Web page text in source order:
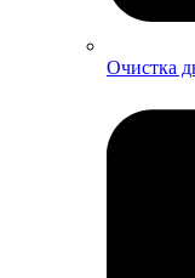
Очистка